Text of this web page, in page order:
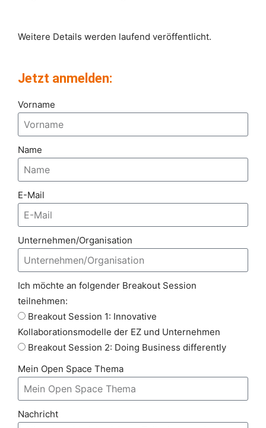
Weitere Details werden laufend veröffentlicht.
Jetzt anmelden:
Vorname
Name
E-Mail
Unternehmen/Organisation
Ich möchte an folgender Breakout Session
teilnehmen:
Breakout Session 1: Innovative
Kollaborationsmodelle der EZ und Unternehmen
Breakout Session 2: Doing Business differently
Mein Open Space Thema
Nachricht